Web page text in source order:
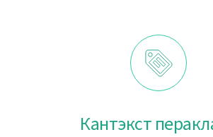
Кантэкст